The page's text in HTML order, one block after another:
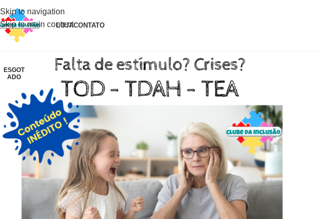
Skip to navigation
Skip to main content
LOJACONTATO
ESGOT
ADO